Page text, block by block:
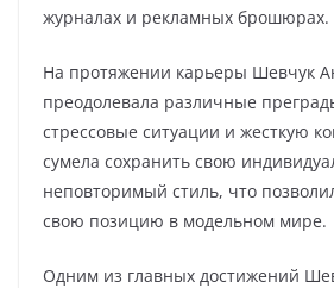
журналах и рекламных брошюрах.
На протяжении карьеры Шевчук
преодолевала различные
стрессовые ситуации и жесткую
сумела сохранить свою
неповторимый стиль, что
свою позицию в модельном мире.
Одним из главных достижений